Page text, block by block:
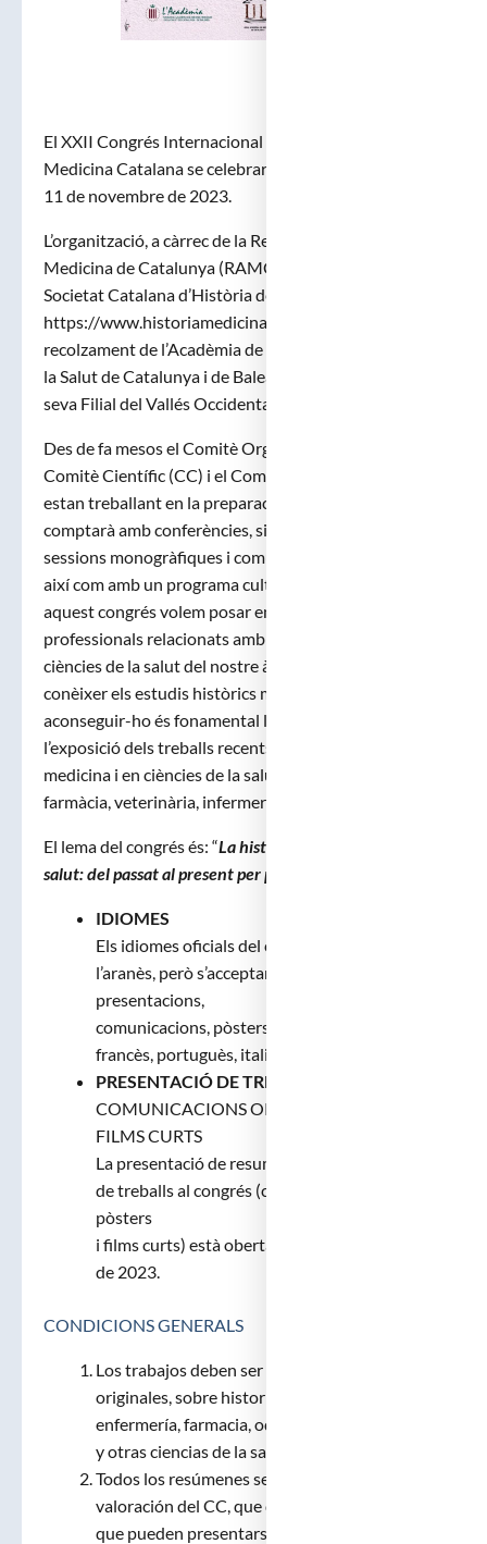
El XXII Congrés Internacional d’Història de la
Medicina Catalana se celebrarà a Sabadell els dies 10 i
11 de novembre de 2023.
L’organització, a càrrec de la Reial Acadèmia de
Medicina de Catalunya (RAMC; https://ramc.cat/) i la
Societat Catalana d’Història de la Medicina (SCHM;
https://www.historiamedicina.cat/), compta amb el
recolzament de l’Acadèmia de Ciències Mèdiques i de
la Salut de Catalunya i de Balears (ACMSCB) i de la
seva Filial del Vallés Occidental, amb seu a Sabadell.
Des de fa mesos el Comitè Organitzador (CO), el
Comitè Científic (CC) i el Comitè de Suport Local
estan treballant en la preparació del congrés, que
comptarà amb conferències, simposis, taules rodones,
sessions monogràfiques i comunicacions científiques,
així com amb un programa cultural addicional. En
aquest congrés volem posar en contacte tots els
professionals relacionats amb la medicina i les
ciències de la salut del nostre àmbit, per tal de donar a
conèixer els estudis històrics més recents. Per
aconseguir-ho és fonamental la participació i
l’exposició dels treballs recents de recerca històrica en
medicina i en ciències de la salut (odontologia,
farmàcia, veterinària, infermeria, etc.).
El lema del congrés és: “La història en ciències de la
salut: del passat al present per projectar el futur
IDIOMES
Els idiomes oficials del congrés són el català i
l’aranès, però s’acceptaran també
presentacions,
comunicacions, pòsters i films curts en castellà,
francès, portuguès, italià o anglès.
PRESENTACIÓ DE TREBALLS
COMUNICACIONS ORALS, PÒSTERS I
FILMS CURTS
La presentació de resums per a la presentació
de treballs al congrés (comunicacions orals,
pòsters
i films curts) està oberta fins el dia 18 de juny
de 2023.
CONDICIONS GENERALS
Los trabajos deben ser investigaciones
originales, sobre historia de la medicina,
enfermería, farmacia, odontología, veterinaria
y otras ciencias de la salud de nuestro país.
Todos los resúmenes serán sometidos a la
valoración del CC, que decidirá los trabajos
que pueden presentarse durante el Congreso.